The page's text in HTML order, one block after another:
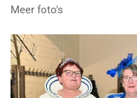
Meer foto's